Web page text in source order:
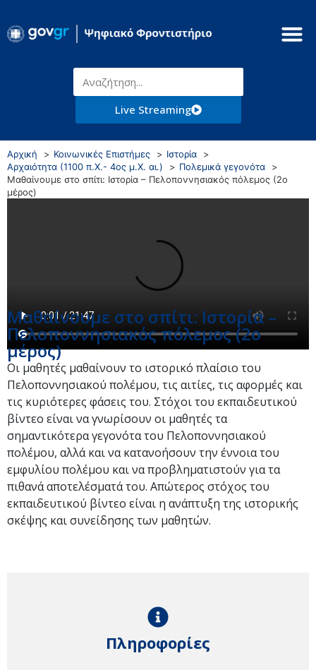
Live Streaming
Αρχική Κοινωνικές Επιστήμες
Ιστορία
Αρχαιότητα (1100 π.Χ.- 4ος μ.Χ. αι.)
Πολεμικά γεγονότα
Μαθαίνουμε στο σπίτι: Ιστορία – Πελοποννησιακός πόλεμος (2ο
μέρος)
Μαθαίνουμε στο σπίτι: Ιστορία –
Πελοποννησιακός πόλεμος (2ο
μέρος)
Οι μαθητές μαθαίνουν το ιστορικό πλαίσιο του
Πελοποννησιακού πολέμου, τις αιτίες, τις αφορμές και
τις κυριότερες φάσεις του. Στόχοι του εκπαιδευτικού
βίντεο είναι να γνωρίσουν οι μαθητές τα
σημαντικότερα γεγονότα του Πελοποννησιακού
πολέμου, αλλά και να κατανοήσουν την έννοια του
εμφυλίου πολέμου και να προβληματιστούν για τα
πιθανά αποτελέσματά του. Απώτερος στόχος του
εκπαιδευτικού βίντεο είναι η ανάπτυξη της ιστορικής
σκέψης και συνείδησης των μαθητών.
Πληροφορίες